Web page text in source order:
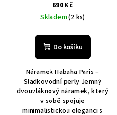
690 Kč
Skladem(2 ks)
Do košíku
Náramek Habaha Paris –
Sladkovodní perly Jemný
dvouvláknový náramek, který
v sobě spojuje
minimalistickou eleganci s